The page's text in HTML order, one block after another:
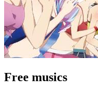
Free musics